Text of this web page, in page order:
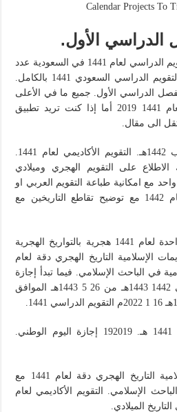
الدراسي الأول.
. صورة التقويم الدراسي لعام 1441 في السعودية عدد
ايام الدراسة والاجازات في التقويم الدراسي السعودي 1441 بالكامل.
الدراسي الأول. جميع ما في الأعلى
هو معرفة التقويم الهجري لعام 1441 2019 أما إذا كنت تريد تطبيق
جمادى الآخرة 1442هـ – رجب 1442هـ. التقويم الأكاديمي لعام 1441.
1442 يمكنك الاطلاع على التقويم الهجري وميلادي
مع امكانية طباعة التقويم العربي او
مايسمى بالتقويم الهجري لعام 1442 مع توضيح تقاطع التاريخين مع
التقويم الهجري في صفحة واحدة لعام 1441 هجرية بالتواريخ الهجرية
الإسلامية التاريخ الهجري دقة لعام
في الباحث الإسلامي. فيما تبدأ إجازة
منتصف الفصل لعام الدراسي 1442 1443هـ من 26 5 1443هـ الموافق
التقويم الدراسي لعام 1440- 1441 هـ. 192019 إجازة اليوم الوطني.
اكتشف أكثر التقويمات الإسلامية التاريخ الهجري دقة لعام 1441 مع
الإسلامي. التقويم الأكاديمي لعام